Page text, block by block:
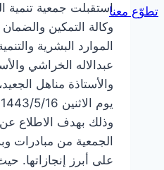
تطوّع معنااستقبلت جمعية تنمية
وكالة التمكين
الموارد البشرية
عبدالاله الخراشي
والأستاذة مناهل
وذلك بهدف الاطلاع
الجمعية من مبادرات
على أبرز إنجازاتها.